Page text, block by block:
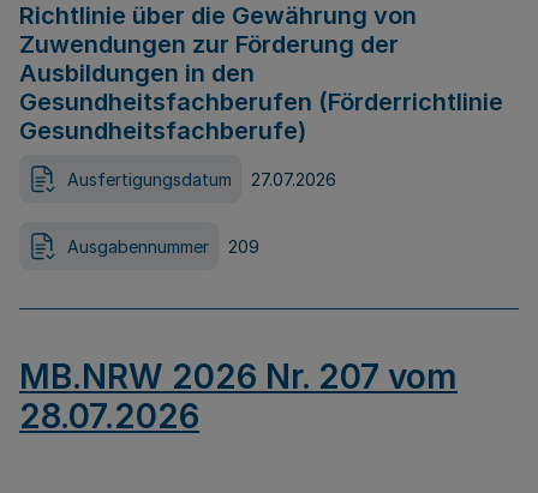
Richtlinie über die Gewährung von
Zuwendungen zur Förderung der
Ausbildungen in den
Gesundheitsfachberufen (Förderrichtlinie
Gesundheitsfachberufe)
Ausfertigungsdatum 27.07.2026
Ausgabennummer 209
MB.NRW 2026 Nr. 207 vom
28.07.2026